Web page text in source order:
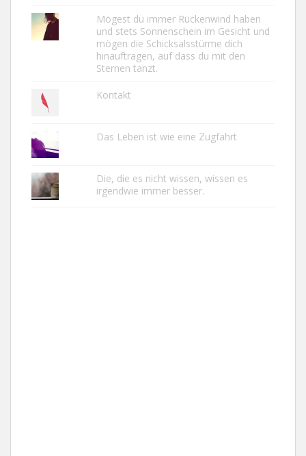
Mögest du immer Rückenwind haben
und stets Sonnenschein im Gesicht und
mögen die Schicksalsstürme dich
hinauftragen, auf dass du mit den
Sternen tanzt.
Kontakt
Das Leben ist wie eine Zugfahrt
Die, die es nicht wissen, wissen es
irgendwie immer besser.